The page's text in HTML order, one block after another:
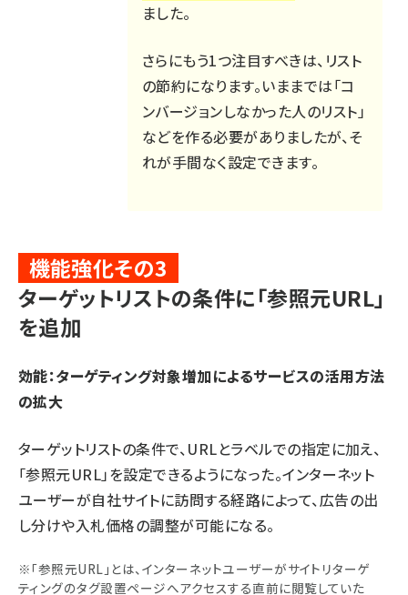
ました。
さらにもう1つ注目すべきは、リスト
の節約になります。いままでは「コ
ンバージョンしなかった人のリスト」
などを作る必要がありましたが、そ
れが手間なく設定できます。
機能強化その3
ターゲットリストの条件に「参照元URL」
を追加
効能：ターゲティング対象増加によるサービスの活用方法
の拡大
ターゲットリストの条件で、URLとラベルでの指定に加え、
「参照元URL」を設定できるようになった。インターネット
ユーザーが自社サイトに訪問する経路によって、広告の出
し分けや入札価格の調整が可能になる。
※「参照元URL」とは、インターネットユーザーがサイトリターゲ
ティングのタグ設置ページへアクセスする直前に閲覧していた